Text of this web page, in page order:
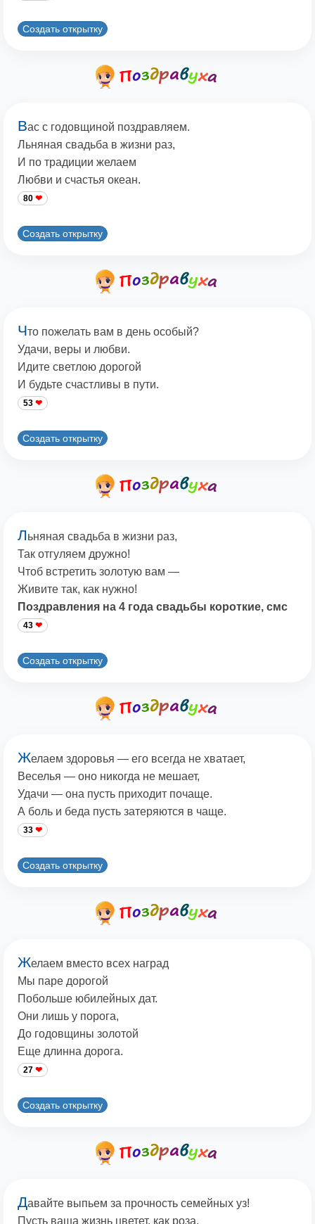
Создать открытку
Вас с годовщиной поздравляем.
Льняная свадьба в жизни раз,
И по традиции желаем
Любви и счастья океан.
80
Создать открытку
Что пожелать вам в день особый?
Удачи, веры и любви.
Идите светлою дорогой
И будьте счастливы в пути.
53
Создать открытку
Льняная свадьба в жизни раз,
Так отгуляем дружно!
Чтоб встретить золотую вам —
Живите так, как нужно!
Поздравления на 4 года свадьбы короткие, смс
43
Создать открытку
Желаем здоровья — его всегда не хватает,
Веселья — оно никогда не мешает,
Удачи — она пусть приходит почаще.
А боль и беда пусть затеряются в чаще.
33
Создать открытку
Желаем вместо всех наград
Мы паре дорогой
Побольше юбилейных дат.
Они лишь у порога,
До годовщины золотой
Еще длинна дорога.
27
Создать открытку
Давайте выпьем за прочность семейных уз!
Пусть ваша жизнь цветет, как роза,